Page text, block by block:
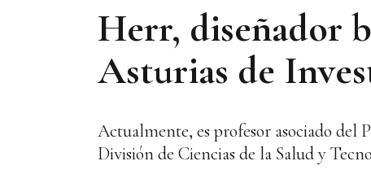
Herr, diseñador
Asturias de
Actualmente, es profesor asociado del
División de Ciencias de la Salud y